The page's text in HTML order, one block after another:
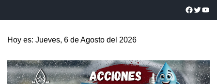
Hoy es: Jueves, 6 de Agosto del 2026